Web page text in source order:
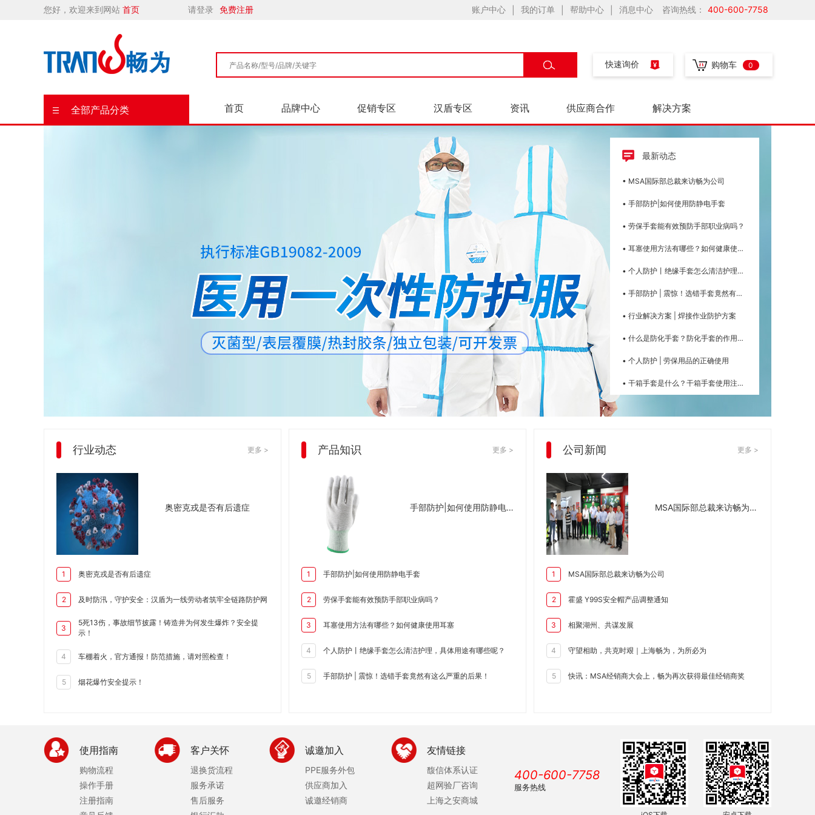
您好，欢迎来到网站 首页 请登录 免费注册 账户中心 我的订单 帮助中心 消息中心 咨询热线： 400-600-7758
快速询价 购物车 0
全部产品分类 首页 品牌中心 促销专区 汉盾专区 资讯 供应商合作 解决方案
最新动态
• MSA国际部总裁来访畅为公司
• 手部防护|如何使用防静电手套
• 劳保手套能有效预防手部职业病吗？
• 耳塞使用方法有哪些？如何健康使用耳塞
• 个人防护丨绝缘手套怎么清洁护理，具体用途有哪些呢？
• 手部防护 | 震惊！选错手套竟然有这么严重的后果！
• 行业解决方案 | 焊接作业防护方案
• 什么是防化手套？防化手套的作用是什么？
• 个人防护 | 劳保用品的正确使用
• 干箱手套是什么？干箱手套使用注意事项有哪些
行业动态 更多 >
奥密克戎是否有后遗症
1 奥密克戎是否有后遗症
2 及时防汛，守护安全：汉盾为一线劳动者筑牢全链路防护网
3
5死13伤，事故细节披露！铸造井为何发生爆炸？安全提
示！
4 车棚着火，官方通报！防范措施，请对照检查！
5 烟花爆竹安全提示！
产品知识 更多 >
手部防护|如何使用防静电手套
1 手部防护|如何使用防静电手套
2 劳保手套能有效预防手部职业病吗？
3 耳塞使用方法有哪些？如何健康使用耳塞
4 个人防护丨绝缘手套怎么清洁护理，具体用途有哪些呢？
5 手部防护 | 震惊！选错手套竟然有这么严重的后果！
公司新闻 更多 >
MSA国际部总裁来访畅为公司
1 MSA国际部总裁来访畅为公司
2 霍盛 Y99S安全帽产品调整通知
3 相聚湖州、共谋发展
4 守望相助，共克时艰｜上海畅为，为所必为
5 快讯：MSA经销商大会上，畅为再次获得最佳经销商奖
使用指南
购物流程
操作手册
注册指南
客户关怀
退换货流程
服务承诺
售后服务
诚邀加入
PPE服务外包
供应商加入
诚邀经销商
友情链接
馥信体系认证
超网验厂咨询
上海之安商城
400-600-7758
服务热线